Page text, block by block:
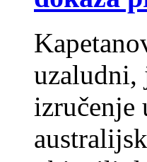
uzaludni,
izručenje